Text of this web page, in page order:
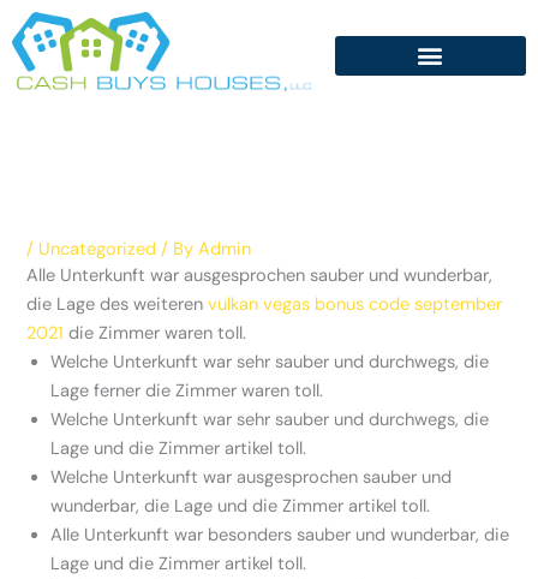
Skip
to
content
/ Uncategorized / ByAdmin
Alle Unterkunft war ausgesprochen sauber und wunderbar,
die Lage des weiterenvulkan vegas bonus code september
2021 die Zimmer waren toll.
Welche Unterkunft war sehr sauber und durchwegs, die
Lage ferner die Zimmer waren toll.
Welche Unterkunft war sehr sauber und durchwegs, die
Lage und die Zimmer artikel toll.
Welche Unterkunft war ausgesprochen sauber und
wunderbar, die Lage und die Zimmer artikel toll.
Alle Unterkunft war besonders sauber und wunderbar, die
Lage und die Zimmer artikel toll.